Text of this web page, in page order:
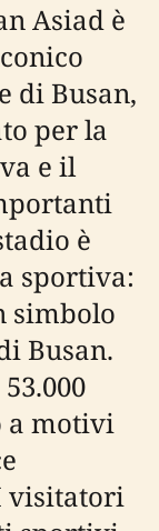
Asiad è
di Busan,
per la
e il
è
sportiva:
simbolo
Busan.
a motivi
visitatori